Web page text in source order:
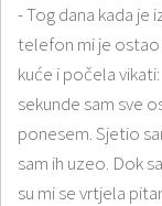
- Tog dana kada je
telefon mi je ostao
kuće i počela
sekunde sam sve
ponesem. Sjetio
sam ih uzeo. Dok
su mi se vrtjela